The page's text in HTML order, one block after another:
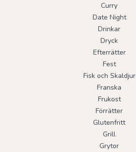
Curry
Date Night
Drinkar
Dryck
Efterrätter
Fest
Fisk och Skaldjur
Franska
Frukost
Förrätter
Glutenfritt
Grill
Grytor